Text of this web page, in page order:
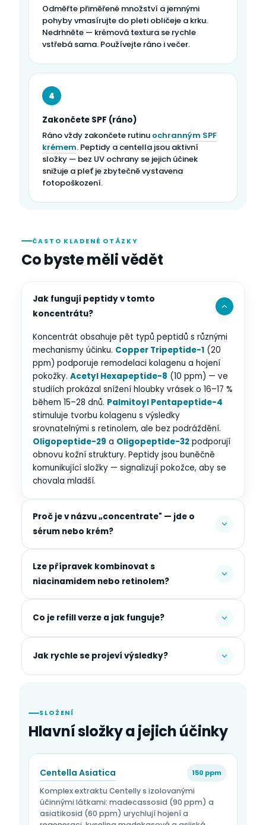
Odměřte přiměřené množství a jemnými
pohyby vmasírujte do pleti obličeje a krku.
Nedrhněte — krémová textura se rychle
vstřebá sama. Používejte ráno i večer.
4
Zakončete SPF (ráno)
Ráno vždy zakončete rutinu ochranným SPF
krémem. Peptidy a centella jsou aktivní
složky — bez UV ochrany se jejich účinek
snižuje a pleť je zbytečně vystavena
fotopoškození.
ČASTO KLADENÉ OTÁZKY
Co byste měli vědět
Jak fungují peptidy v tomto
koncentrátu?
Koncentrát obsahuje pět typů peptidů s různými
mechanismy účinku. Copper Tripeptide-1 (20
ppm) podporuje remodelaci kolagenu a hojení
pokožky. Acetyl Hexapeptide-8 (10 ppm) — ve
studiích prokázal snížení hloubky vrásek o 16–17 %
během 15–28 dnů. Palmitoyl Pentapeptide-4
stimuluje tvorbu kolagenu s výsledky
srovnatelnými s retinolem, ale bez podráždění.
Oligopeptide-29 a Oligopeptide-32 podporují
obnovu kožní struktury. Peptidy jsou buněčně
komunikující složky — signalizují pokožce, aby se
chovala mladší.
Proč je v názvu „concentrate" — jde o
sérum nebo krém?
Lze přípravek kombinovat s
niacinamidem nebo retinolem?
Co je refill verze a jak funguje?
Jak rychle se projeví výsledky?
SLOŽENÍ
Hlavní složky a jejich účinky
Centella Asiatica 150 ppm
Komplex extraktu Centelly s izolovanými
účinnými látkami: madecassosid (90 ppm) a
asiatikosid (60 ppm) urychlují hojení a